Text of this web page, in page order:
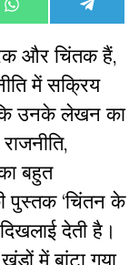
Share
on
WhatsAppShare
on
और चिंतक‌ हैं,
में सक्रिय
उनके लेखन का
बहुत
पुस्तक ‘चिंतन के
देती है।
में बांटा‌ गया